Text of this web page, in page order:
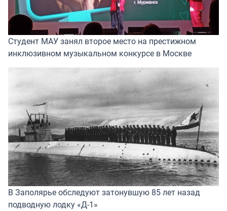
Студент МАУ занял второе место на престижном
инклюзивном музыкальном конкурсе в Москве
В Заполярье обследуют затонувшую 85 лет назад
подводную лодку «Д-1»